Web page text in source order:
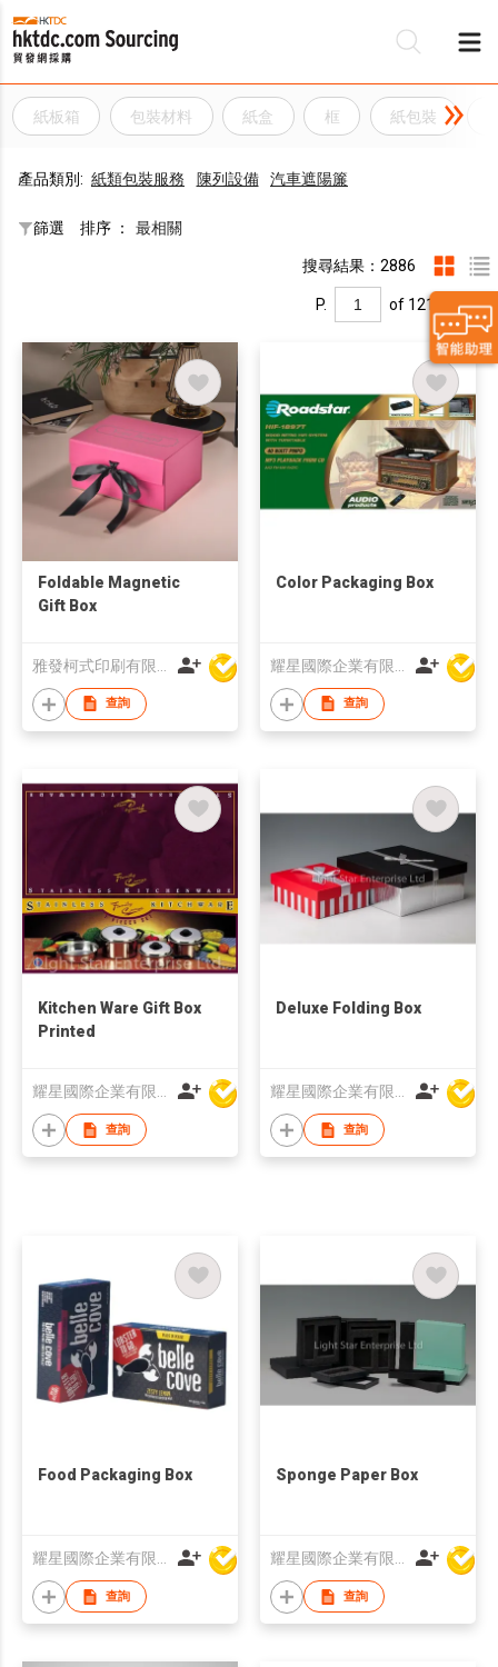
紙板箱 包裝材料 紙盒 框 紙包裝
產品類別: 紙類包裝服務 陳列設備 汽車遮陽簾
篩選 排序 ： 最相關
搜尋結果：2886
P. of 121
Foldable Magnetic
Gift Box
查詢
Color Packaging Box
查詢
Kitchen Ware Gift Box
Printed
查詢
Deluxe Folding Box
查詢
Food Packaging Box
耀星國際企業有限公司
查詢
Sponge Paper Box
耀星國際企業有限公司
查詢